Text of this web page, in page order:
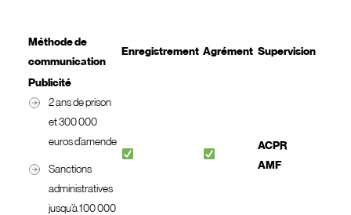
Méthode de
communication
Enregistrement Agrément Supervision
Publicité
2 ans de prison
et 300 000
euros d’amende
Sanctions
administratives
jusqu’à 100 000
ACPR
AMF